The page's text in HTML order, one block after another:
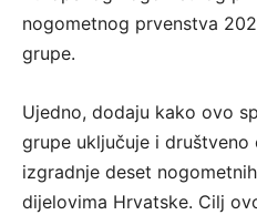
nogometnog prvenstva
grupe.
Ujedno, dodaju kako ovo
grupe uključuje i
izgradnje deset
dijelovima Hrvatske. Cilj